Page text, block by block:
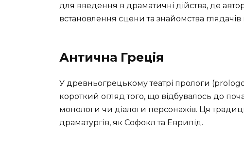
для введення в драматичні дійства, де
встановлення сцени та знайомства
Антична Греція
У древньогрецькому театрі прологи
короткий огляд того, що відбувалось до
монологи чи діалоги персонажів. Ця
драматургів, як Софокл та Еврипід.